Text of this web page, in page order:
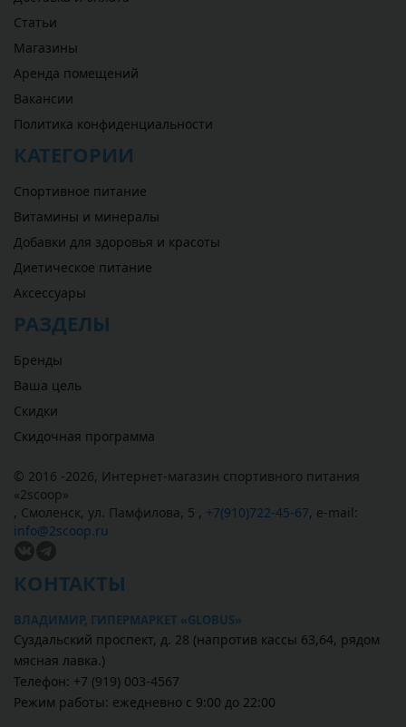
Статьи
Магазины
Аренда помещений
Вакансии
Политика конфиденциальности
КАТЕГОРИИ
Спортивное питание
Витамины и минералы
Добавки для здоровья и красоты
Диетическое питание
Аксессуары
РАЗДЕЛЫ
Бренды
Ваша цель
Скидки
Скидочная программа
© 2016 -2026, Интернет-магазин спортивного питания
«2scoop»
, Смоленск, ул. Памфилова, 5 , +7(910)722-45-67, e-mail:
info@2scoop.ru
КОНТАКТЫ
ВЛАДИМИР, ГИПЕРМАРКЕТ «GLOBUS»
Суздальский проспект, д. 28 (напротив кассы 63,64, рядом
мясная лавка.)
Телефон: +7 (919) 003-4567
Режим работы: ежедневно с 9:00 до 22:00